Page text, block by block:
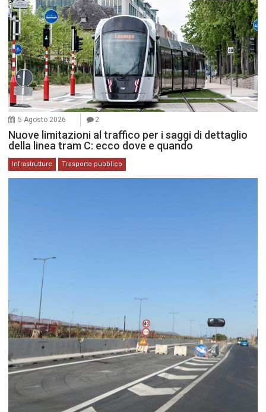
5 Agosto 2026 2
Nuove limitazioni al traffico per i saggi di dettaglio
della linea tram C: ecco dove e quando
Infrastrutture Trasporto pubblico